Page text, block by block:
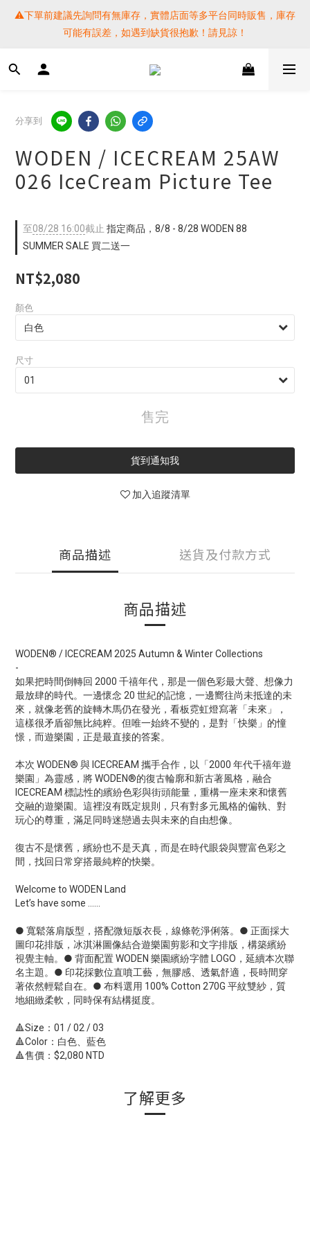
⚠️下單前建議先詢問有無庫存，實體店面等多平台同時販售，庫存
可能有誤差，如遇到缺貨很抱歉！請見諒！
⚠️下單前建議先詢問有無庫存，實體店面等多平台同時販售，庫存
可能有誤差，如遇到缺貨很抱歉！請見諒！
SF EXPRESS WORLD SHIPPING
提醒各位⚠️下單後寄出，請務必在時間內完成取貨才是乖寶寶呦~
如未取貨必須支付運費! 謝謝
⚠️下單前建議先詢問有無庫存，實體店面等多平台同時販售，庫存
可能有誤差，如遇到缺貨很抱歉！請見諒！
分享到
WODEN / ICECREAM 25AW
026 IceCream Picture Tee
至08/28 16:00截止 指定商品，8/8 - 8/28 WODEN 88
SUMMER SALE 買二送一
NT$2,080
顏色
尺寸
售完
貨到通知我
加入追蹤清單
商品描述 送貨及付款方式
商品描述
WODEN® / ICECREAM 2025 Autumn & Winter Collections
-
如果把時間倒轉回 2000 千禧年代，那是一個色彩最大聲、想像力
最放肆的時代。一邊懷念 20 世紀的記憶，一邊嚮往尚未抵達的未
來，就像老舊的旋轉木馬仍在發光，看板霓虹燈寫著「未來」，
這樣很矛盾卻無比純粹。但唯一始終不變的，是對「快樂」的憧
憬，而遊樂園，正是最直接的答案。
本次 WODEN® 與 ICECREAM 攜手合作，以「2000 年代千禧年遊
樂園」為靈感，將 WODEN®的復古輪廓和新古著風格，融合
ICECREAM 標誌性的繽紛色彩與街頭能量，重構一座未來和懷舊
交融的遊樂園。這裡沒有既定規則，只有對多元風格的偏執、對
玩心的尊重，滿足同時迷戀過去與未來的自由想像。
復古不是懷舊，繽紛也不是天真，而是在時代眼袋與豐富色彩之
間，找回日常穿搭最純粹的快樂。
Welcome to WODEN Land
Let’s have some ......
● 寬鬆落肩版型，搭配微短版衣長，線條乾淨俐落。● 正面採大
圖印花排版，冰淇淋圖像結合遊樂園剪影和文字排版，構築繽紛
視覺主軸。● 背面配置 WODEN 樂園繽紛字體 LOGO，延續本次聯
名主題。● 印花採數位直噴工藝，無膠感、透氣舒適，長時間穿
著依然輕鬆自在。● 布料選用 100% Cotton 270G 平紋雙紗，質
地細緻柔軟，同時保有結構挺度。
🔺Size：01 / 02 / 03
🔺Color：白色、藍色
🔺售價：$2,080 NTD
了解更多